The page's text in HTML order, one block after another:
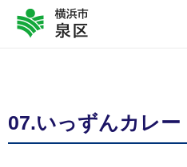
07.いっずんカレー